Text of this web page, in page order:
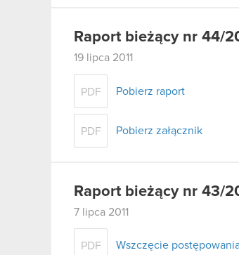
Raport bieżący nr 44/
19 lipca 2011
PDF Pobierz raport
PDF Pobierz załącznik
Raport bieżący nr 43/
7 lipca 2011
PDF Wszczęcie